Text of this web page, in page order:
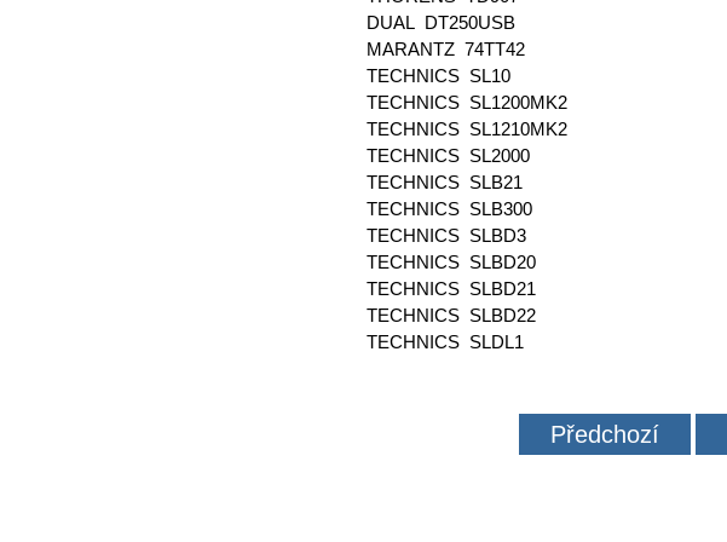
DUAL DT250USB
MARANTZ 74TT42
TECHNICS SL10
TECHNICS SL1200MK2
TECHNICS SL1210MK2
TECHNICS SL2000
TECHNICS SLB21
TECHNICS SLB300
TECHNICS SLBD3
TECHNICS SLBD20
TECHNICS SLBD21
TECHNICS SLBD22
TECHNICS SLDL1
Předchozí